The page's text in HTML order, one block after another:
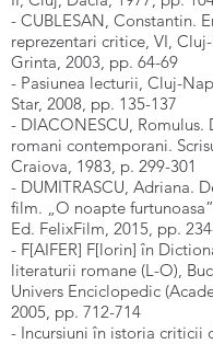
- CUBLESAN, Constantin.
reprezentari critice, VI,
Grinta, 2003, pp. 64-69
- Pasiunea lecturii, Cluj-
Star, 2008, pp. 135-137
- DIACONESCU, Romulus.
romani contemporani.
Craiova, 1983, p. 299-301
- DUMITRASCU, Adriana.
film. „O noapte
Ed. FelixFilm, 2015, pp.
- F[AIFER] F[lorin] în
literaturii romane (L-O),
Univers Enciclopedic
2005, pp. 712-714
- Incursiuni în istoria criticii